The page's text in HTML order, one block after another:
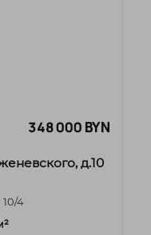
348 000 BYN
д.10
4